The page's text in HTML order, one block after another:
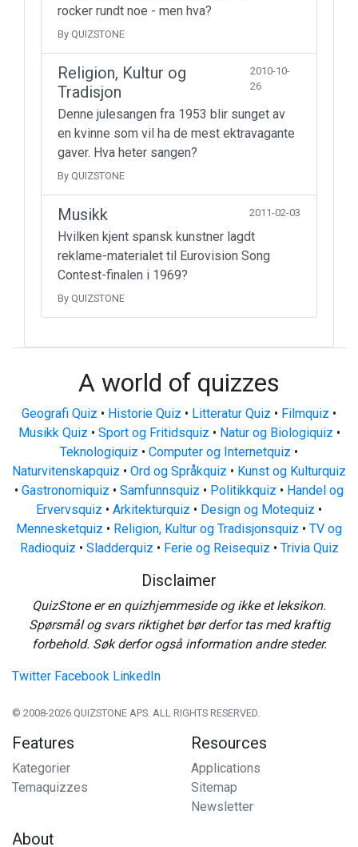
rocker rundt noe - men hva?
By QUIZSTONE
Religion, Kultur og
Tradisjon
2010-10-
26
Denne julesangen fra 1953 blir sunget av
en kvinne som vil ha de mest ektravagante
gaver. Hva heter sangen?
By QUIZSTONE
Musikk 2011-02-03
Hvilken kjent spansk kunstner lagdt
reklame-materialet til Eurovision Song
Contest-finalen i 1969?
By QUIZSTONE
A world of quizzes
Geografi Quiz • Historie Quiz • Litteratur Quiz • Filmquiz •
Musikk Quiz • Sport og Fritidsquiz • Natur og Biologiquiz •
Teknologiquiz • Computer og Internetquiz •
Naturvitenskapquiz • Ord og Språkquiz • Kunst og Kulturquiz
• Gastronomiquiz • Samfunnsquiz • Politikkquiz • Handel og
Ervervsquiz • Arkitekturquiz • Design og Motequiz •
Mennesketquiz • Religion, Kultur og Tradisjonsquiz • TV og
Radioquiz • Sladderquiz • Ferie og Reisequiz • Trivia Quiz
Disclaimer
QuizStone er en quizhjemmeside og ikke et leksikon.
Spørsmål og svars riktighet bør derfor tas med kraftig
forbehold. Søk derfor også information andre steder.
Twitter Facebook LinkedIn
© 2008-2026 QUIZSTONE APS. ALL RIGHTS RESERVED.
Features
Kategorier
Temaquizzes
Resources
Applications
Sitemap
Newsletter
About